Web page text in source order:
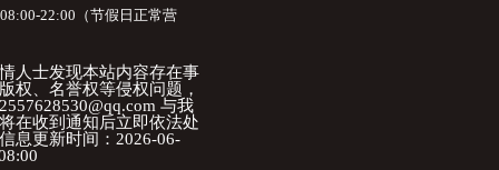
22:00（节假日正常营
人士发现本站内容存在事
权、名誉权等侵权问题，
与我
在收到通知后立即依法处
息更新时间：2026-06-